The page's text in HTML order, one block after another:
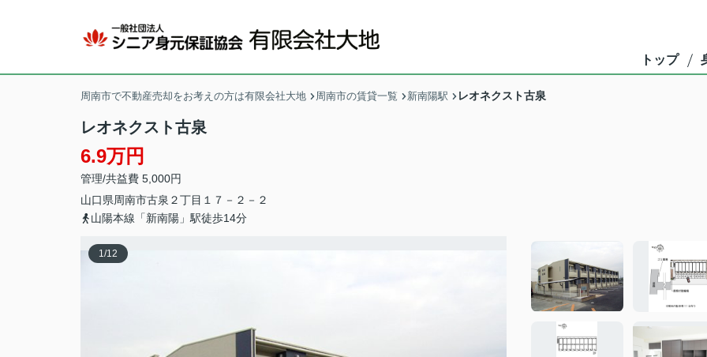
トップ
周南市で不動産売却をお考えの方は有限会社大地 周南市の賃貸一覧 新南陽駅 レオネクスト古泉
レオネクスト古泉
6.9万円
管理/共益費 5,000円
山口県周南市古泉 ２丁目１７－２－２
山陽本線「新南陽」駅徒歩14分
1/12